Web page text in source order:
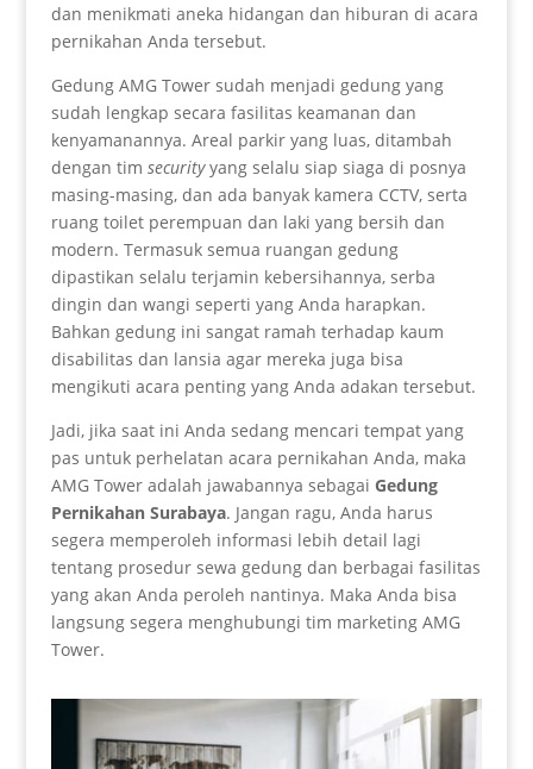
dan menikmati aneka hidangan dan hiburan di acara
pernikahan Anda tersebut.
Gedung AMG Tower sudah menjadi gedung yang
sudah lengkap secara fasilitas keamanan dan
kenyamanannya. Areal parkir yang luas, ditambah
dengan tim securityyang selalu siap siaga di posnya
masing-masing, dan ada banyak kamera CCTV, serta
ruang toilet perempuan dan laki yang bersih dan
modern. Termasuk semua ruangan gedung
dipastikan selalu terjamin kebersihannya, serba
dingin dan wangi seperti yang Anda harapkan.
Bahkan gedung ini sangat ramah terhadap kaum
disabilitas dan lansia agar mereka juga bisa
mengikuti acara penting yang Anda adakan tersebut.
Jadi, jika saat ini Anda sedang mencari tempat yang
pas untuk perhelatan acara pernikahan Anda, maka
AMG Tower adalah jawabannya sebagai Gedung
Pernikahan Surabaya. Jangan ragu, Anda harus
segera memperoleh informasi lebih detail lagi
tentang prosedur sewa gedung dan berbagai fasilitas
yang akan Anda peroleh nantinya. Maka Anda bisa
langsung segera menghubungi tim marketing AMG
Tower.